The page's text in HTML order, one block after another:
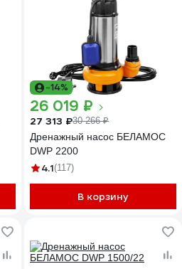
-14%
26 019 ₽
27 313 ₽30 266 ₽
Дренажный насос БЕЛАМОС
DWP 2200
4.1(117)
В корзину